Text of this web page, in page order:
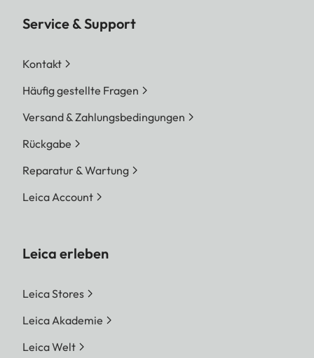
Service & Support
Kontakt
Häufig gestellte Fragen
Versand & Zahlungsbedingungen
Rückgabe
Reparatur & Wartung
Leica Account
Leica erleben
Leica Stores
Leica Akademie
Leica Welt